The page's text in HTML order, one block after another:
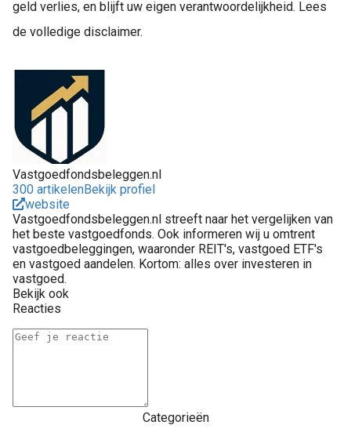
geld verlies, en blijft uw eigen verantwoordelijkheid. Lees
de volledige disclaimer.
Vastgoedfondsbeleggen.nl
300 artikelenBekijk profiel
website
Vastgoedfondsbeleggen.nl streeft naar het vergelijken van
het beste vastgoedfonds. Ook informeren wij u omtrent
vastgoedbeleggingen, waaronder REIT's, vastgoed ETF's
en vastgoed aandelen. Kortom: alles over investeren in
vastgoed.
Bekijk ook
Reacties
Categorieën